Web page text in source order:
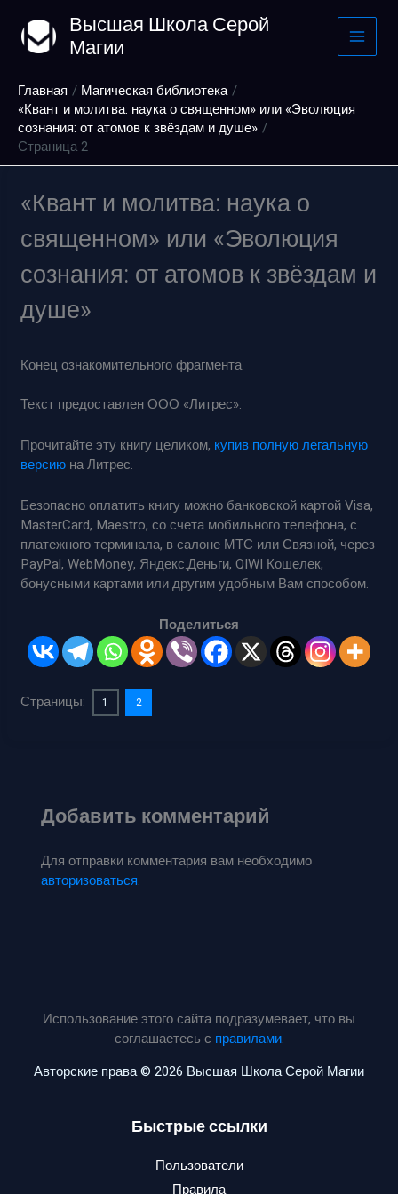
содержимому
Высшая Школа Серой
Магии
Главная
Магическая библиотека
«Квант и молитва: наука о священном» или «Эволюция
сознания: от атомов к звёздам и душе»
Страница 2
«Квант и молитва: наука о
священном» или «Эволюция
сознания: от атомов к звёздам и
душе»
Конец ознакомительного фрагмента.
Текст предоставлен ООО «Литрес».
Прочитайте эту книгу целиком, купив полную легальную
версию на Литрес.
Безопасно оплатить книгу можно банковской картой Visa,
MasterCard, Maestro, со счета мобильного телефона, с
платежного терминала, в салоне МТС или Связной, через
PayPal, WebMoney, Яндекс.Деньги, QIWI Кошелек,
бонусными картами или другим удобным Вам способом.
Поделиться
Страницы: 1 2
Добавить комментарий
Для отправки комментария вам необходимо
авторизоваться.
Использование этого сайта подразумевает, что вы
соглашаетесь с правилами.
Авторские права © 2026 Высшая Школа Серой Магии
Быстрые ссылки
Пользователи
Правила